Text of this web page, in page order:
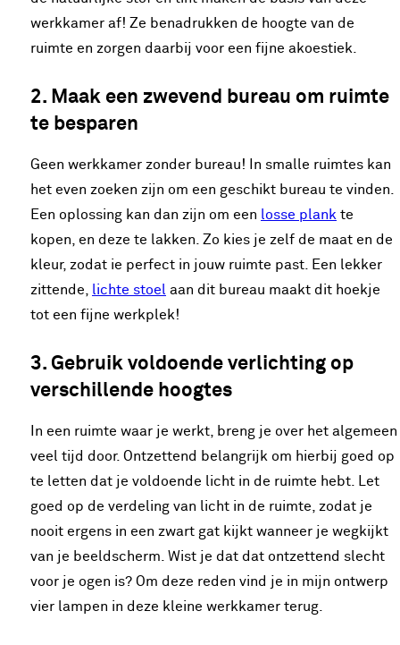
werkkamer af! Ze benadrukken de hoogte van de
ruimte en zorgen daarbij voor een fijne akoestiek.
2. Maak een zwevend bureau om ruimte
te besparen
Geen werkkamer zonder bureau! In smalle ruimtes kan
het even zoeken zijn om een geschikt bureau te vinden.
Een oplossing kan dan zijn om een losse plank te
kopen, en deze te lakken. Zo kies je zelf de maat en de
kleur, zodat ie perfect in jouw ruimte past. Een lekker
zittende,
lichte stoel aan dit bureau maakt dit hoekje
tot een fijne werkplek!
3. Gebruik voldoende verlichting op
verschillende hoogtes
In een ruimte waar je werkt, breng je over het algemeen
veel tijd door. Ontzettend belangrijk om hierbij goed op
te letten dat je voldoende licht in de ruimte hebt. Let
goed op de verdeling van licht in de ruimte, zodat je
nooit ergens in een zwart gat kijkt wanneer je wegkijkt
van je beeldscherm. Wist je dat dat ontzettend slecht
voor je ogen is? Om deze reden vind je in mijn ontwerp
vier lampen in deze kleine werkkamer terug.